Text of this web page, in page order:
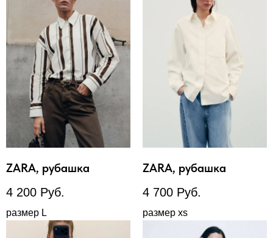
ZARA, рубашка
4 200 Руб.
размер L
ZARA, рубашка
4 700 Руб.
размер xs